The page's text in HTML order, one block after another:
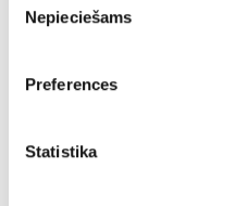
izvēle
Nepieciešams
Preferences
Statistika
Delta Battery
E
Edifier